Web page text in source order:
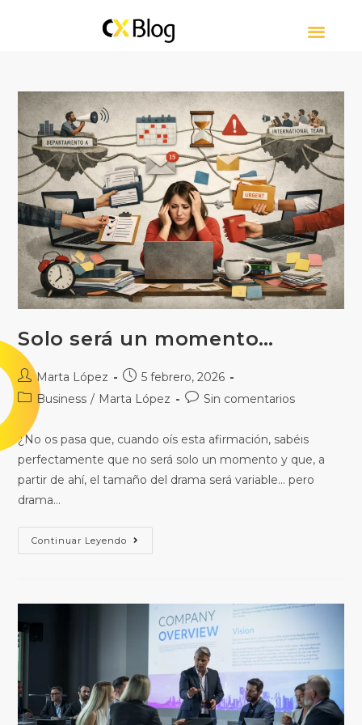
Solo será un momento…
Marta López
5 febrero, 2026
Business / Marta López Sin comentarios
¿No os pasa que, cuando oís esta afirmación, sabéis
perfectamente que no será solo un momento y que, a
partir de ahí, el tamaño del drama será variable… pero
drama…
Continuar Leyendo